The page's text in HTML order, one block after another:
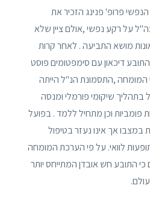
פרופ' פנינג הזכיר את
על רקע נפשי ,אולם ציין שלא
מושא התביעה . לאחר קרות
דיכאון עם סימפטומים פוסט
המומחה ,התסמונת הנ"ל הייתה
בתהליך שיקומי פורמלי ומנסה
פומביות וכן מתחיל ללמד . בפועל
במצבו אך אינו נעזר בטיפול
לוואי. על פי הערכת המומחה
התובע חש אובדן המתייחס יותר